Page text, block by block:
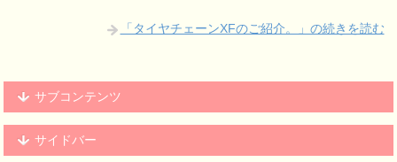
「タイヤチェーンXFのご紹介。」の続きを読む
サブコンテンツ
サイドバー